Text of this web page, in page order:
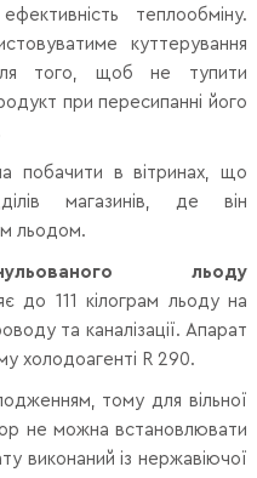
теплообміну.
куттерування
того, щоб не тупити
при пересипанні його
побачити в вітринах, що
магазинів, де він
льодом.
льоду
до 111 кілограм льоду на
та каналізації. Апарат
холодоагенті R 290.
тому для вільної
не можна встановлювати
виконаний із нержавіючої